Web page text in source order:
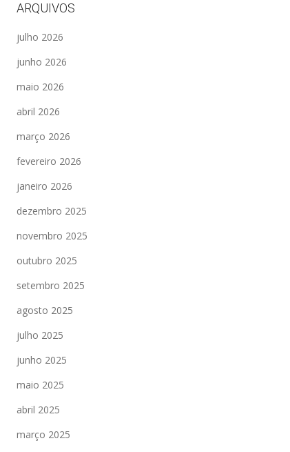
ARQUIVOS
julho 2026
junho 2026
maio 2026
abril 2026
março 2026
fevereiro 2026
janeiro 2026
dezembro 2025
novembro 2025
outubro 2025
setembro 2025
agosto 2025
julho 2025
junho 2025
maio 2025
abril 2025
março 2025